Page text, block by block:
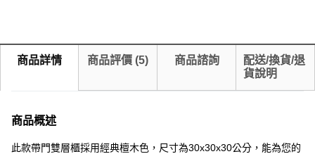
商品詳情 商品評價 (5) 商品諮詢
配送/換貨/退
貨說明
商品概述
此款帶門雙層櫃採用經典檀木色，尺寸為30x30x30公分，能為您的